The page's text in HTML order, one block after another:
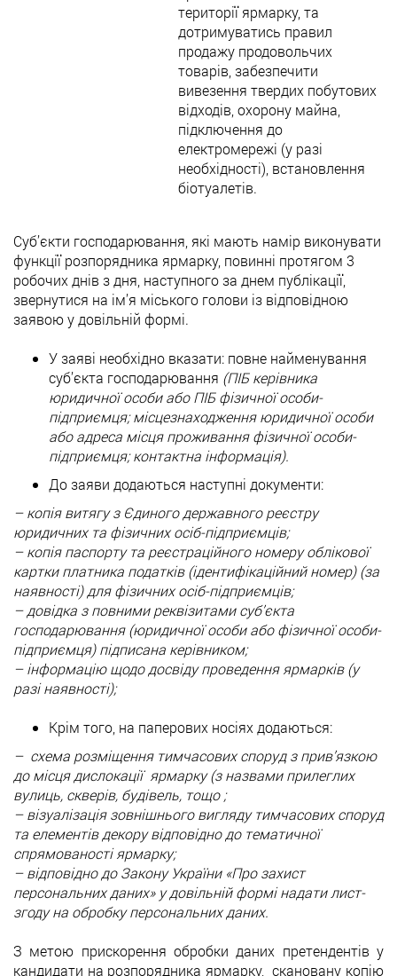
території ярмарку, та
дотримуватись правил
продажу продовольчих
товарів, забезпечити
вивезення твердих побутових
відходів, охорону майна,
підключення до
електромережі (у разі
необхідності), встановлення
біотуалетів.
Суб’єкти господарювання, які мають намір виконувати
функції розпорядника ярмарку, повинні протягом 3
робочих днів з дня, наступного за днем публікації,
звернутися на ім’я міського голови із відповідною
заявою у довільній формі.
У заяві необхідно вказати: повне найменування
суб’єкта господарювання (ПІБ керівника
юридичної особи або ПІБ фізичної особи-
підприємця; місцезнаходження юридичної особи
або адреса місця проживання фізичної особи-
підприємця; контактна інформація).
До заяви додаються наступні документи:
– копія витягу з Єдиного державного реєстру
юридичних та фізичних осіб-підприємців;
– копія паспорту та реєстраційного номеру облікової
картки платника податків (ідентифікаційний номер) (за
наявності) для фізичних осіб-підприємців;
– довідка з повними реквізитами суб’єкта
господарювання (юридичної особи або фізичної особи-
підприємця) підписана керівником;
– інформацію щодо досвіду проведення ярмарків (у
разі наявності);
Крім того, на паперових носіях додаються:
– схема розміщення тимчасових споруд з прив’язкою
до місця дислокації ярмарку (з назвами прилеглих
вулиць, скверів, будівель, тощо ;
– візуалізація зовнішнього вигляду тимчасових споруд
та елементів декору відповідно до тематичної
спрямованості ярмарку;
– відповідно до Закону України «Про захист
персональних даних» у довільній формі надати лист-
згоду на обробку персональних даних.
З метою прискорення обробки даних претендентів у
кандидати на розпорядника ярмарку, скановану копію